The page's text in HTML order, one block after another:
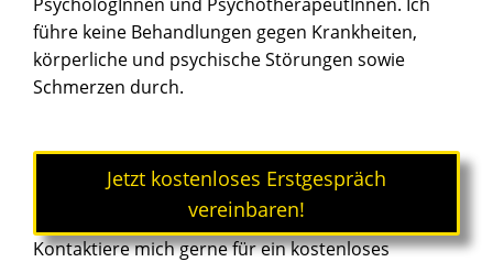
führe keine Behandlungen gegen Krankheiten,
körperliche und psychische Störungen sowie
Schmerzen durch.
Jetzt kostenloses Erstgespräch
vereinbaren!
Kontaktiere mich gerne für ein kostenloses